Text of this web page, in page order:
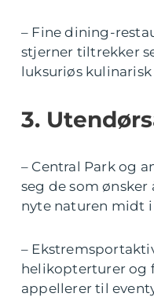
– Fine dining-
stjerner tiltrekker
luksuriøs
3.
– Central Park og
seg de som ønsker
nyte naturen midt i
–
helikopterturer og
appellerer til